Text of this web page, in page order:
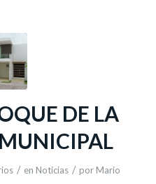
DE LA
/ en Noticias / por Mario